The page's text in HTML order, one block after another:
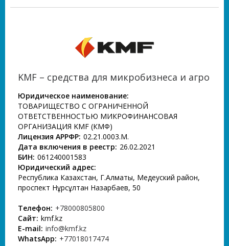
KMF – средства для микробизнеса и агро
Юридическое наименование:
ТОВАРИЩЕСТВО С ОГРАНИЧЕННОЙ
ОТВЕТСТВЕННОСТЬЮ МИКРОФИНАНСОВАЯ
ОРГАНИЗАЦИЯ KMF (КМФ)
Лицензия АРРФР: 02.21.0003.М.
Дата включения в реестр: 26.02.2021
БИН: 061240001583
Юридический адрес:
Республика Казахстан, Г.Алматы, Медеуский район,
проспект Нұрсұлтан Назарбаев, 50
Телефон: +78000805800
Сайт: kmf.kz
E-mail: info@kmf.kz
WhatsApp: +77018017474